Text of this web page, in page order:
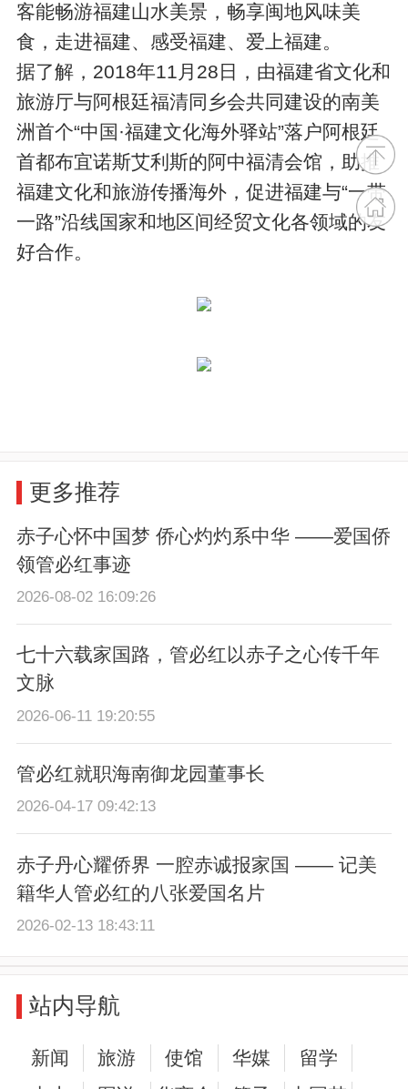
客能畅游福建山水美景，畅享闽地风味美
食，走进福建、感受福建、爱上福建。
据了解，2018年11月28日，由福建省文化和
旅游厅与阿根廷福清同乡会共同建设的南美
洲首个“中国·福建文化海外驿站”落户阿根廷
首都布宜诺斯艾利斯的阿中福清会馆，助推
福建文化和旅游传播海外，促进福建与“一带
一路”沿线国家和地区间经贸文化各领域的友
好合作。
更多推荐
赤子心怀中国梦 侨心灼灼系中华 ——爱国侨
领管必红事迹
2026-08-02 16:09:26
七十六载家国路，管必红以赤子之心传千年
文脉
2026-06-11 19:20:55
管必红就职海南御龙园董事长
2026-04-17 09:42:13
赤子丹心耀侨界 一腔赤诚报家国 —— 记美
籍华人管必红的八张爱国名片
2026-02-13 18:43:11
站内导航
新闻 旅游 使馆 华媒
留学